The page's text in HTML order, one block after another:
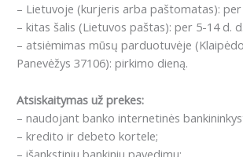
– Lietuvoje (kurjeris arba paštomatas): per
– kitas šalis (Lietuvos paštas): per 5-14 d.
– atsiėmimas mūsų parduotuvėje
Panevėžys 37106): pirkimo dieną.
Atsiskaitymas už prekes:
– naudojant banko internetinės
– kredito ir debeto kortele;
– išankstiniu bankiniu pavedimu;